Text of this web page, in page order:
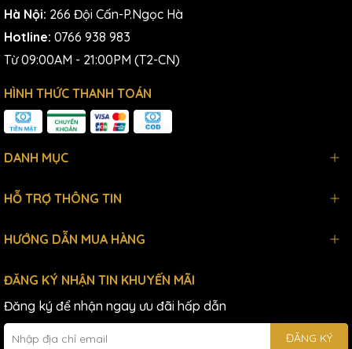
Hà Nội: 266 Đội Cấn-P.Ngọc Hà
Hotline: 0766 938 983
Từ 09:00AM - 21:00PM (T2-CN)
HÌNH THỨC THANH TOÁN
DANH MỤC
HỖ TRỢ THÔNG TIN
HƯỚNG DẪN MUA HÀNG
ĐĂNG KÝ NHẬN TIN KHUYẾN MÃI
Đăng ký để nhận ngay ưu đãi hấp dẫn
ĐĂNG KÝ